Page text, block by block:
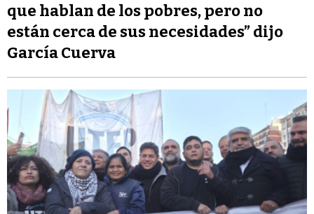
que hablan de los pobres, pero no
están cerca de sus necesidades” dijo
García Cuerva